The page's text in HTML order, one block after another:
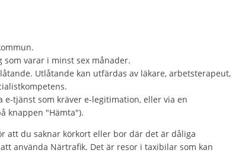
varar i minst sex månader.
Utlåtande kan utfärdas av läkare, arbetsterapeut,
e-tjänst som kräver e-legitimation, eller via en
knappen "Hämta").
att du saknar körkort eller bor där det är dåliga
använda Närtrafik. Det är resor i taxibilar som kan